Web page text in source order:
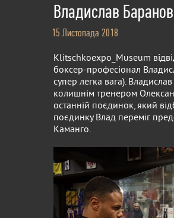
Владислав Баранов
15 Листопада 2018
Klitschkoexpo_Museum
боксер-професіонал
супер легка вага).
колишнім тренером
останній поєдинок, який
поєдинку Влад переміг
Каманго.